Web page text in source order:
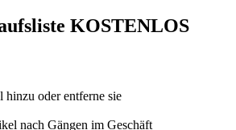
KOSTENLOS
hinzu oder entferne sie
nach Gängen im Geschäft